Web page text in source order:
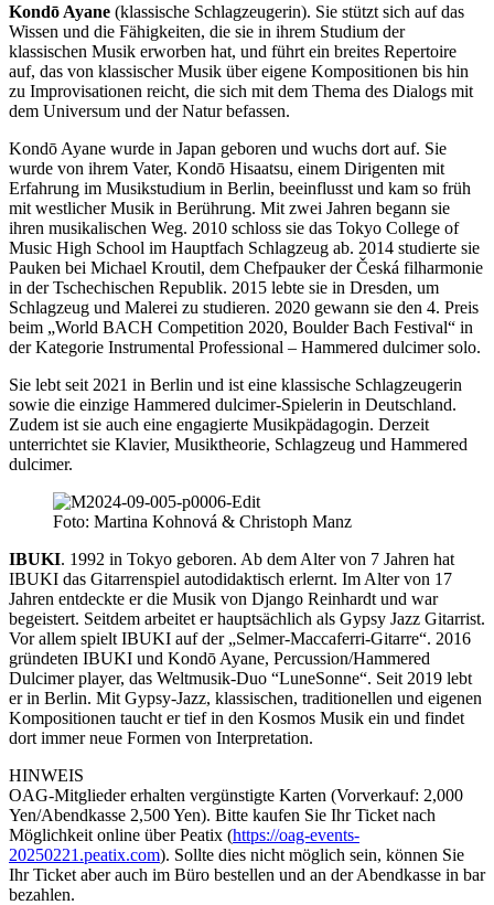
Kondō Ayane (klassische Schlagzeugerin). Sie stützt sich auf das
Wissen und die Fähigkeiten, die sie in ihrem Studium der
klassischen Musik erworben hat, und führt ein breites Repertoire
auf, das von klassischer Musik über eigene Kompositionen bis hin
zu Improvisationen reicht, die sich mit dem Thema des Dialogs mit
dem Universum und der Natur befassen.
Kondō Ayane wurde in Japan geboren und wuchs dort auf. Sie
wurde von ihrem Vater, Kondō Hisaatsu, einem Dirigenten mit
Erfahrung im Musikstudium in Berlin, beeinflusst und kam so früh
mit westlicher Musik in Berührung. Mit zwei Jahren begann sie
ihren musikalischen Weg. 2010 schloss sie das Tokyo College of
Music High School im Hauptfach Schlagzeug ab. 2014 studierte sie
Pauken bei Michael Kroutil, dem Chefpauker der Česká filharmonie
in der Tschechischen Republik. 2015 lebte sie in Dresden, um
Schlagzeug und Malerei zu studieren. 2020 gewann sie den 4. Preis
beim „World BACH Competition 2020, Boulder Bach Festival“ in
der Kategorie Instrumental Professional – Hammered dulcimer solo.
Sie lebt seit 2021 in Berlin und ist eine klassische Schlagzeugerin
sowie die einzige Hammered dulcimer-Spielerin in Deutschland.
Zudem ist sie auch eine engagierte Musikpädagogin. Derzeit
unterrichtet sie Klavier, Musiktheorie, Schlagzeug und Hammered
dulcimer.
Foto: Martina Kohnová & Christoph Manz
IBUKI. 1992 in Tokyo geboren. Ab dem Alter von 7 Jahren hat
IBUKI das Gitarrenspiel autodidaktisch erlernt. Im Alter von 17
Jahren entdeckte er die Musik von Django Reinhardt und war
begeistert. Seitdem arbeitet er hauptsächlich als Gypsy Jazz Gitarrist.
Vor allem spielt IBUKI auf der „Selmer-Maccaferri-Gitarre“. 2016
gründeten IBUKI und Kondō Ayane, Percussion/Hammered
Dulcimer player, das Weltmusik-Duo “LuneSonne“. Seit 2019 lebt
er in Berlin. Mit Gypsy-Jazz, klassischen, traditionellen und eigenen
Kompositionen taucht er tief in den Kosmos Musik ein und findet
dort immer neue Formen von Interpretation.
HINWEIS
OAG-Mitglieder erhalten vergünstigte Karten (Vorverkauf: 2,000
Yen/Abendkasse 2,500 Yen). Bitte kaufen Sie Ihr Ticket nach
Möglichkeit online über Peatix (https://oag-events-
20250221.peatix.com). Sollte dies nicht möglich sein, können Sie
Ihr Ticket aber auch im Büro bestellen und an der Abendkasse in bar
bezahlen.